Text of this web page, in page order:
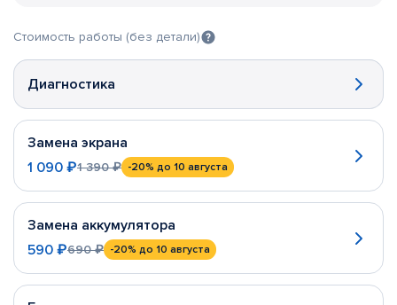
Стоимость работы (без детали)
Диагностика
Замена экрана
1 090 ₽1 390 ₽ -20% до 10 августа
Замена аккумулятора
590 ₽690 ₽ -20% до 10 августа